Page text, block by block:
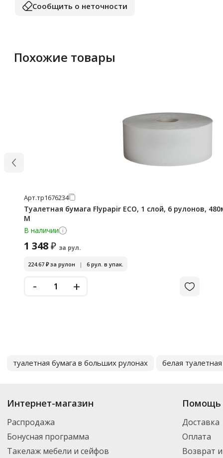
Сообщить о неточности
Похожие товары
Арт.тр1676234
Туалетная бумага Flypapir ECO, 1 слой, 6 рулонов,
М
В наличии
1 348₽ за рул.
224.67 ₽за рулон | 6 рул. в упак.
- +
туалетная бумага в больших рулонах белая
Интернет-магазин
Распродажа
Бонусная программа
Такелаж мебели и сейфов
Помощь
Доставка
Оплата
Возврат